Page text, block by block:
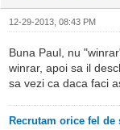
12-29-2013, 08:43 PM
Buna Paul, nu
winrar, apoi sa il
sa vezi ca daca faci
Recrutam orice fel